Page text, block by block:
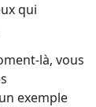
qui
là, vous
exemple